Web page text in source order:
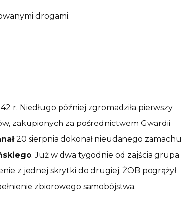
drogami.
r. Niedługo później zgromadziła pierwszy
zakupionych za pośrednictwem Gwardii
20 sierpnia dokonał nieudanego zamachu
. Już w dwa tygodnie od zajścia grupa
z jednej skrytki do drugiej. ŻOB pogrążył
zbiorowego samobójstwa.